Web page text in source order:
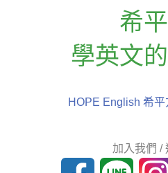
希
學英文
HOPE English 希
加入我們 /